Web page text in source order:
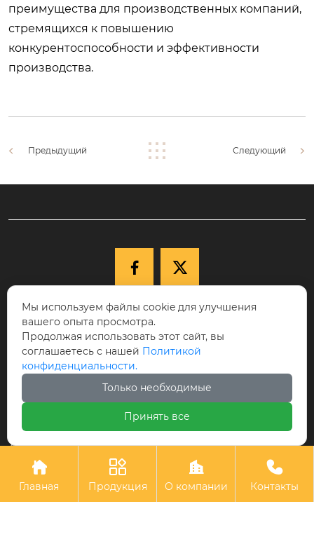
преимущества для производственных компаний,
стремящихся к повышению
конкурентоспособности и эффективности
производства.
Предыдущий Следующий
 
 +86-15040177271

КНР, провинция Ляонин, г. Шэньян,
Новый район Шэньбэй, ул. Цююэху, д.
68-17, индекс 110122.

Авторское право©Шэньянская научно-техническая комп
ания с ограниченной ответственностью «Айкоси»

Главная

Продукция

О компании

Контакты
Мы используем файлы cookie для улучшения
вашего опыта просмотра.
Продолжая использовать этот сайт, вы
соглашаетесь с нашей Политикой
конфиденциальности.
Только необходимые
Принять все